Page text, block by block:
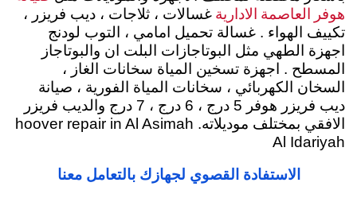
هوفر العاصمة الادارية غسالات ، ثلاجات ، ديب فريزر ،
تكييف الهواء . غسالة تحميل امامي ، التوب لودنج
اجهزة الطهي مثل البوتاجازات البلت ان والبوتاجاز
المسطح . اجهزة تسخين المياة سخانات الغاز ،
السخان الكهربائي ، سخانات المياة الفورية ، صيانة
ديب فريزر هوفر 5 درج ، 6 درج ، 7 درج والديب فريزر
الافقي بمختلف موديلاته. hoover repair in Al Asimah
Al Idariyah
الاستفادة القصوي لجهازك بالتعامل معنا